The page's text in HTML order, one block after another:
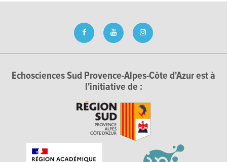
Echosciences Sud Provence-Alpes-Côte d'Azur est à
l'initiative de :